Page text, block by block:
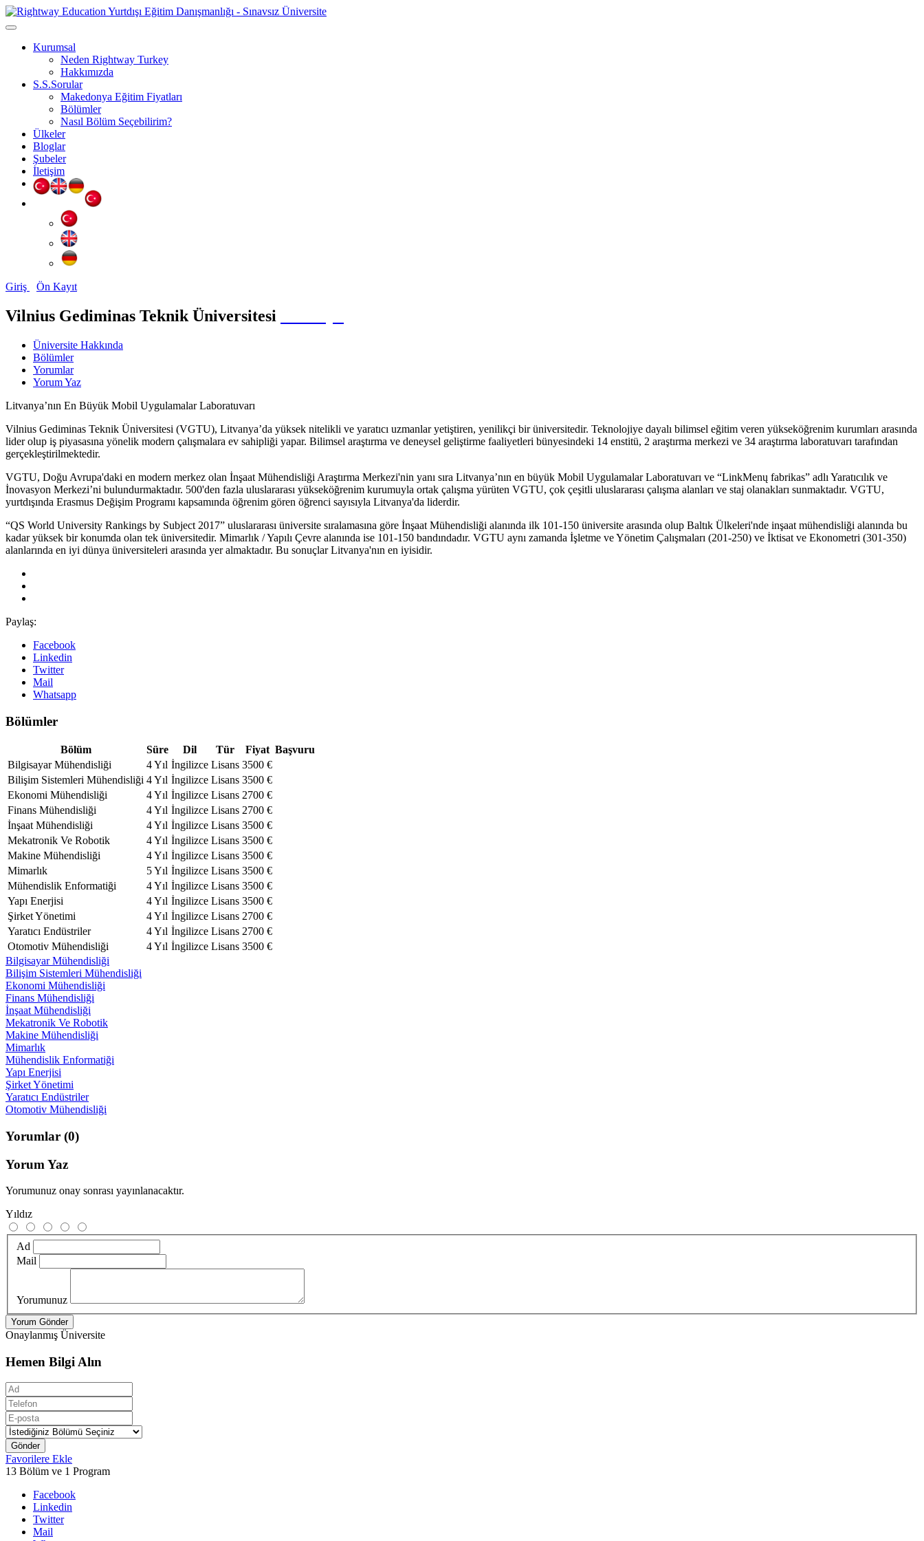
Kurumsal
Neden Rightway Turkey
Hakkımızda
S.S.Sorular
Makedonya Eğitim Fiyatları
Bölümler
Nasıl Bölüm Seçebilirim?
Ülkeler
Bloglar
Şubeler
İletişim
Giriş Ön Kayıt
Vilnius Gediminas Teknik Üniversitesi
Üniversite Hakkında
Bölümler
Yorumlar
Yorum Yaz
Litvanya’nın En Büyük Mobil Uygulamalar Laboratuvarı
Vilnius Gediminas Teknik Üniversitesi (VGTU), Litvanya’da yüksek nitelikli ve yaratıcı uzmanlar yetiştiren, yenilikçi bir üniversitedir. Teknolojiye dayalı bilimsel eğitim veren yükseköğrenim kurumları arasında
lider olup iş piyasasına yönelik modern çalışmalara ev sahipliği yapar. Bilimsel araştırma ve deneysel geliştirme faaliyetleri bünyesindeki 14 enstitü, 2 araştırma merkezi ve 34 araştırma laboratuvarı tarafından
gerçekleştirilmektedir.
VGTU, Doğu Avrupa'daki en modern merkez olan İnşaat Mühendisliği Araştırma Merkezi'nin yanı sıra Litvanya’nın en büyük Mobil Uygulamalar Laboratuvarı ve “LinkMenų fabrikas” adlı Yaratıcılık ve
İnovasyon Merkezi’ni bulundurmaktadır. 500'den fazla uluslararası yükseköğrenim kurumuyla ortak çalışma yürüten VGTU, çok çeşitli uluslararası çalışma alanları ve staj olanakları sunmaktadır. VGTU,
yurtdışında Erasmus Değişim Programı kapsamında öğrenim gören öğrenci sayısıyla Litvanya'da liderdir.
“QS World University Rankings by Subject 2017” uluslararası üniversite sıralamasına göre İnşaat Mühendisliği alanında ilk 101-150 üniversite arasında olup Baltık Ülkeleri'nde inşaat mühendisliği alanında bu
kadar yüksek bir konumda olan tek üniversitedir. Mimarlık / Yapılı Çevre alanında ise 101-150 bandındadır. VGTU aynı zamanda İşletme ve Yönetim Çalışmaları (201-250) ve İktisat ve Ekonometri (301-350)
alanlarında en iyi dünya üniversiteleri arasında yer almaktadır. Bu sonuçlar Litvanya'nın en iyisidir.
Paylaş:
Facebook
Linkedin
Twitter
Mail
Whatsapp
Bölümler
Bölüm Süre Dil Tür Fiyat Başvuru
Bilgisayar Mühendisliği
4 Yıl İngilizce Lisans 3500 €
Bilişim Sistemleri Mühendisliği 4 Yıl İngilizce Lisans 3500 €
Ekonomi Mühendisliği
4 Yıl İngilizce Lisans 2700 €
Finans Mühendisliği
4 Yıl İngilizce Lisans 2700 €
İnşaat Mühendisliği
4 Yıl İngilizce Lisans 3500 €
Mekatronik Ve Robotik
4 Yıl İngilizce Lisans 3500 €
Makine Mühendisliği
4 Yıl İngilizce Lisans 3500 €
Mimarlık
5 Yıl İngilizce Lisans 3500 €
Mühendislik Enformatiği
4 Yıl İngilizce Lisans 3500 €
Yapı Enerjisi
4 Yıl İngilizce Lisans 3500 €
Şirket Yönetimi
4 Yıl İngilizce Lisans 2700 €
Yaratıcı Endüstriler
4 Yıl İngilizce Lisans 2700 €
Otomotiv Mühendisliği
4 Yıl İngilizce Lisans 3500 €
Bilgisayar Mühendisliği
Bilişim Sistemleri Mühendisliği
Ekonomi Mühendisliği
Finans Mühendisliği
İnşaat Mühendisliği
Mekatronik Ve Robotik
Makine Mühendisliği
Mimarlık
Mühendislik Enformatiği
Yapı Enerjisi
Şirket Yönetimi
Yaratıcı Endüstriler
Otomotiv Mühendisliği
Yorumlar (0)
Yorum Yaz
Yorumunuz onay sonrası yayınlanacaktır.
Yıldız
Ad
Mail
Yorumunuz
Yorum Gönder
Onaylanmış Üniversite
Hemen Bilgi Alın
Gönder
Favorilere Ekle
13 Bölüm ve 1 Program
Facebook
Linkedin
Twitter
Mail